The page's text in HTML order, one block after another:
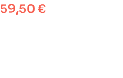
59,50 €